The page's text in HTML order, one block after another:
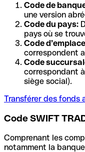
Code de
une version
Code du pays:
pays où se
Code
correspondent
Code
correspondant
siège social).
Transférer des fonds
Code SWIFT
Comprenant les
notamment la